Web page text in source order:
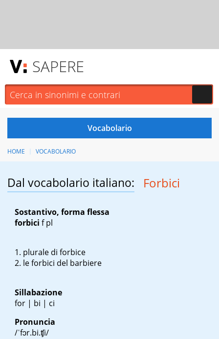
SAPERE
HOME VOCABOLARIO
Dal vocabolario italiano: Forbici
Sostantivo, forma flessa
forbici f pl
plurale di forbice
le forbici del barbiere
Sillabazione
for | bi | ci
Pronuncia
/ˈfɔr.bi.ʧi/